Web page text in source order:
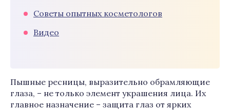
Советы опытных косметологов
Видео
Пышные ресницы, выразительно обрамляющие
глаза, – не только элемент украшения лица. Их
главное назначение – защита глаз от ярких